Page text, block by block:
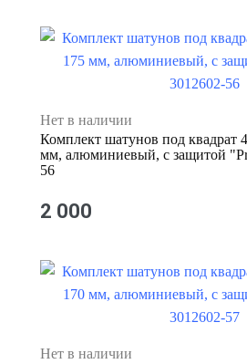
Нет в наличии
Комплект шатунов под квадрат
мм, алюминиевый, с защитой
56
2 000
Нет в наличии